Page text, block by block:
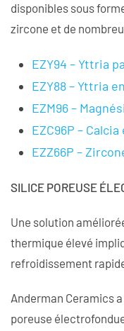
disponibles sous
zircone et de
EZY94 – Yttria
EZY88 – Yttria
EZM96 –
EZC96P –
EZZ66P –
SILICE POREUSE
Une solution
thermique élevé
refroidissement
Anderman Ceramics
poreuse